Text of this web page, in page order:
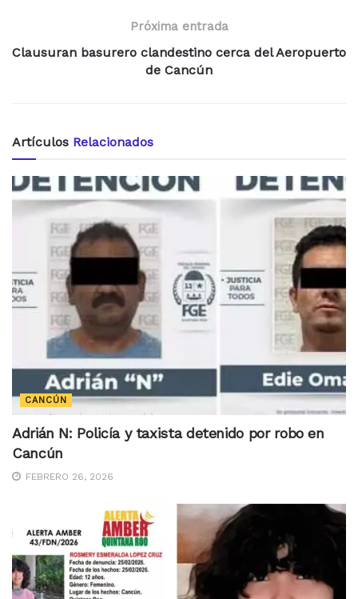
Próxima entrada
Clausuran basurero clandestino cerca del Aeropuerto
de Cancún
Artículos Relacionados
CANCÚN
Adrián N: Policía y taxista detenido por robo en
Cancún
FEBRERO 26, 2026